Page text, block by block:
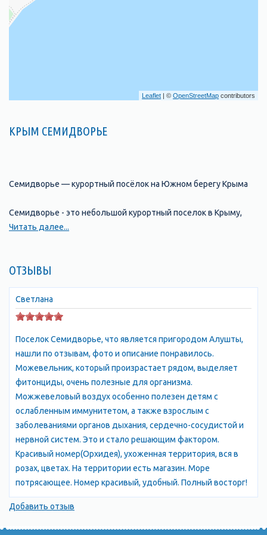
Leaflet | © OpenStreetMap contributors
КРЫМ СЕМИДВОРЬЕ
Семидворье — курортный посёлок на Южном берегу Крыма
Семидворье - это небольшой курортный поселок в Крыму,
расположенный на берегу Черного моря. Он находится
красивыми пляжами, чистым морем и множеством
водными видами спорта, покататься на яхте или лодке,
посетить аквапарк или просто насладиться солнечными
множество вариантов проживания: от небольших гостевых
домов до роскошных отелей. В поселке также есть
множество ресторанов и кафе, где можно попробовать
блюда местной кухни. Одним из главных
достопримечательностей Семидвория является гора
Демерджи, которая находится всего в нескольких
километрах от поселка. Гора знаменита своими скалами и
пещерами, которые привлекают туристов со всего мира.
Также в Семидворье можно посетить музей истории и
культуры Крыма, который расположен в здании бывшей
железнодорожной станции. Здесь можно узнать много
интересного о истории и культуре Крыма. В целом,
Семидворье – это прекрасный выбор для тех, кто хочет
отдохнуть на море и насладиться красотами природы. Здесь
Читать далее...
ОТЗЫВЫ
Светлана
Поселок Семидворье, что является пригородом Алушты,
нашли по отзывам, фото и описание понравилось.
Можевельник, который произрастает рядом, выделяет
фитонциды, очень полезные для организма.
Можжевеловый воздух особенно полезен детям с
ослабленным иммунитетом, а также взрослым с
заболеваниями органов дыхания, сердечно-сосудистой и
нервной систем. Это и стало решающим фактором.
Красивый номер(Орхидея), ухоженная территория, вся в
розах, цветах. На территории есть магазин. Море
потрясающее. Номер красивый, удобный. Полный восторг!
Добавить отзыв